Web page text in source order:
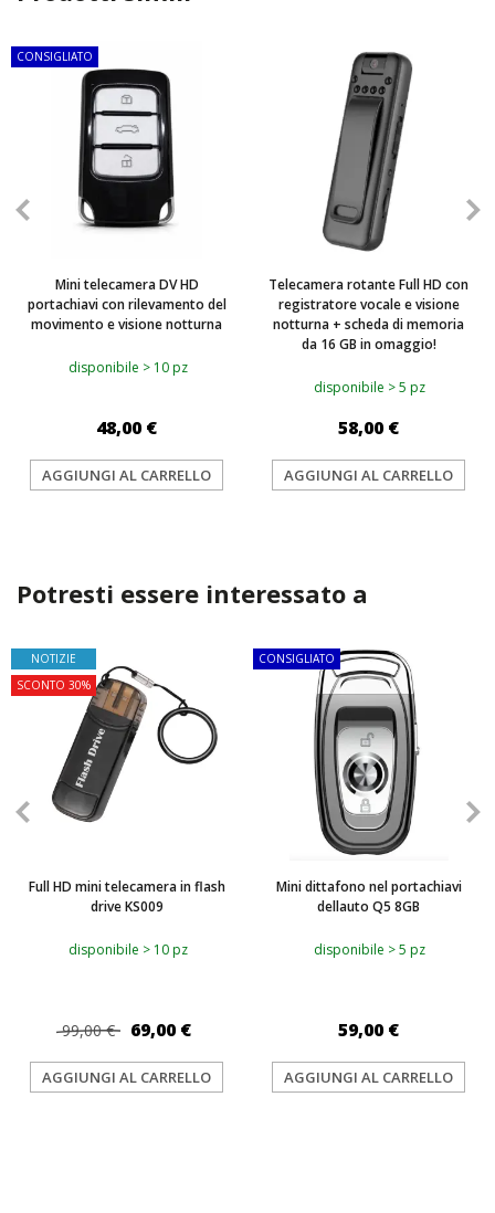
CONSIGLIATO
Mini telecamera DV HD
portachiavi con rilevamento del
movimento e visione notturna
disponibile > 10 pz
48,00 €
AGGIUNGI AL CARRELLO
Telecamera rotante Full HD con
registratore vocale e visione
notturna + scheda di memoria
da 16 GB in omaggio!
disponibile > 5 pz
58,00 €
AGGIUNGI AL CARRELLO
Potresti essere interessato a
NOTIZIE
SCONTO 30%
Full HD mini telecamera in flash
drive KS009
disponibile > 10 pz
99,00 € 69,00 €
AGGIUNGI AL CARRELLO
CONSIGLIATO
Mini dittafono nel portachiavi
dellauto Q5 8GB
disponibile > 5 pz
59,00 €
AGGIUNGI AL CARRELLO